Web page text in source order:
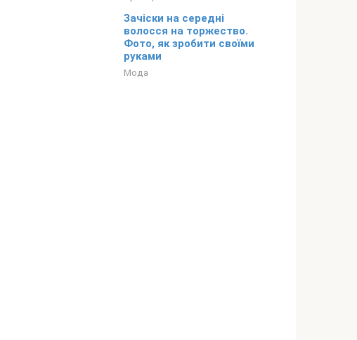
Зачіски на середні
волосся на торжество.
Фото, як зробити своїми
руками
Мода